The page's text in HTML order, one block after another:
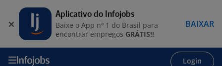
Login
Aplicativo do Infojobs
Baixe o App nº 1 do Brasil para
encontrar empregos GRÁTIS!!
BAIXAR